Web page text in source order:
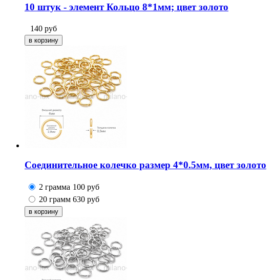
10 штук - элемент Кольцо 8*1мм; цвет золото
140 руб
Соединительное колечко размер 4*0.5мм, цвет золото
2 грамма 100 руб
20 грамм 630 руб